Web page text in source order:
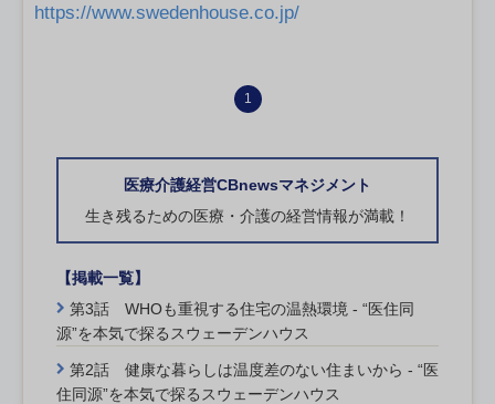
https://www.swedenhouse.co.jp/
1
医療介護経営CBnewsマネジメント
生き残るための医療・介護の経営情報が満載！
【掲載一覧】
第3話 WHOも重視する住宅の温熱環境 - “医住同
源”を本気で探るスウェーデンハウス
第2話 健康な暮らしは温度差のない住まいから - “医
住同源”を本気で探るスウェーデンハウス